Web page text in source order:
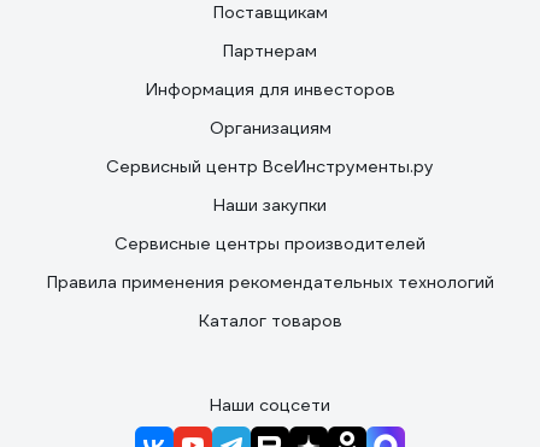
Поставщикам
Партнерам
Информация для инвесторов
Организациям
Сервисный центр ВсеИнструменты.ру
Наши закупки
Сервисные центры производителей
Правила применения рекомендательных технологий
Каталог товаров
Наши соцсети